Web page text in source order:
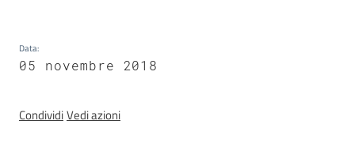
Data:
05 novembre 2018
CondividiVedi azioni